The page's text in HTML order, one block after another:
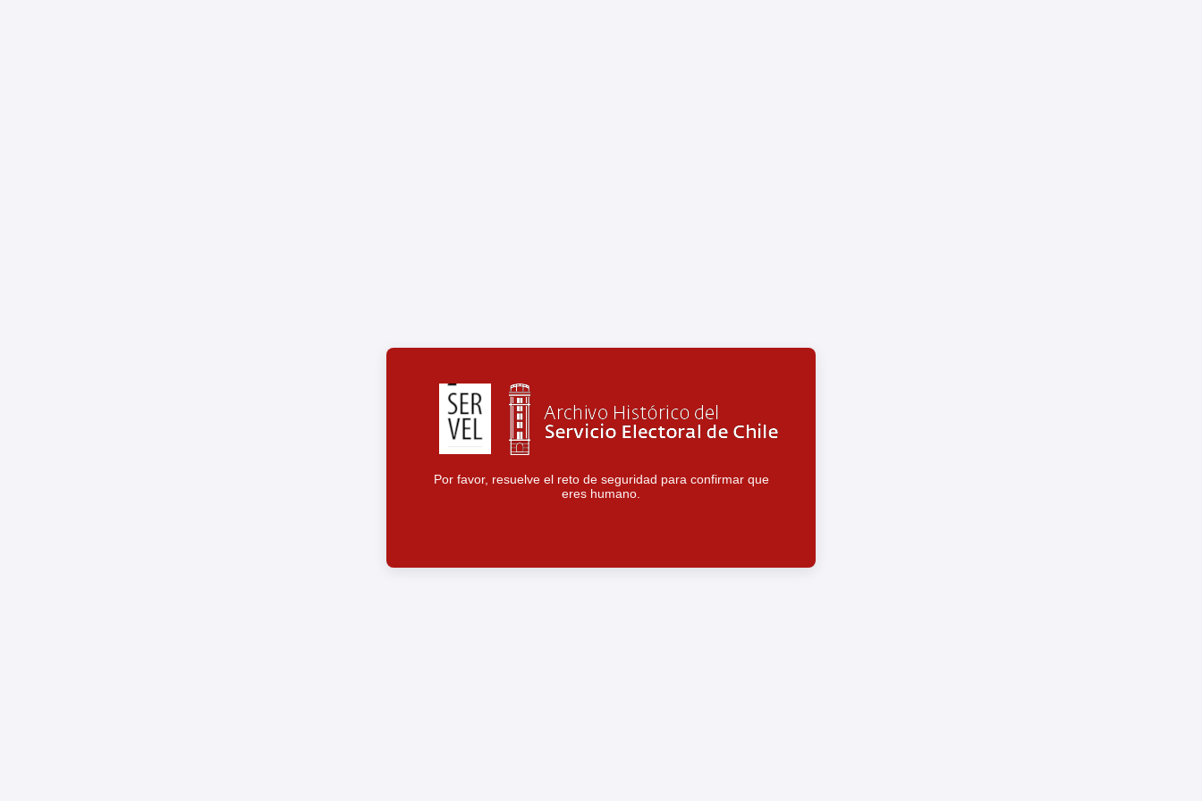
Por favor, resuelve el reto de seguridad para confirmar que
eres humano.